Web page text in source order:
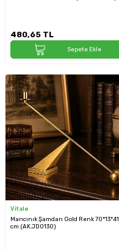
480,65 TL
Sepete Ekle
Vitale
Mancınık Şamdan Gold Renk 70*13*41
cm (AK.JD0130)